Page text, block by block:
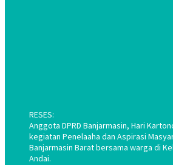
RESES:
Anggota DPRD Banjarmasin, Hari
kegiatan Penelaaha dan Aspirasi
Banjarmasin Barat bersama warga di
Andai.